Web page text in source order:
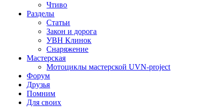
Чтиво
Разделы
Статьи
Закон и дорога
УВН Клинок
Снаряжение
Мастерская
Мотоциклы мастерской UVN-project
Форум
Друзья
Помним
Для своих